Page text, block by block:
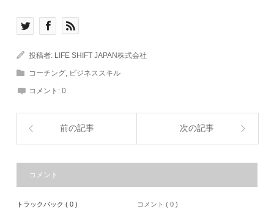
投稿者: LIFE SHIFT JAPAN株式会社
コーチング, ビジネススキル
コメント:0
前の記事 次の記事
コメント
トラックバック ( 0 ) コメント ( 0 )